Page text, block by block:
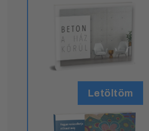
Letöltöm